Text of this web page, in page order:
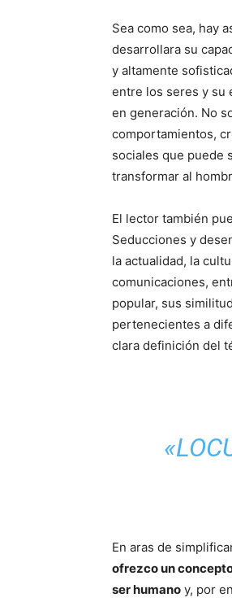
Sea como sea, hay
desarrollara su
y altamente
entre los seres y su
en generación. No
comportamientos,
sociales que puede
transformar al
El lector también
Seducciones y
la actualidad, la
comunicaciones,
popular, sus
pertenecientes a
clara definición del
En aras de
ofrezco un
ser humano y, por